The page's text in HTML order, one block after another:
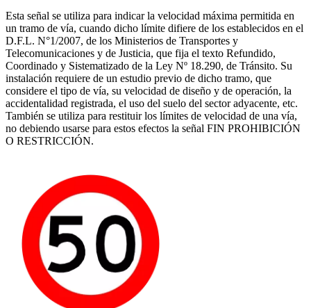
Esta señal se utiliza para indicar la velocidad máxima permitida en
un tramo de vía, cuando dicho límite difiere de los establecidos en el
D.F.L. N°1/2007, de los Ministerios de Transportes y
Telecomunicaciones y de Justicia, que fija el texto Refundido,
Coordinado y Sistematizado de la Ley Nº 18.290, de Tránsito. Su
instalación requiere de un estudio previo de dicho tramo, que
considere el tipo de vía, su velocidad de diseño y de operación, la
accidentalidad registrada, el uso del suelo del sector adyacente, etc.
También se utiliza para restituir los límites de velocidad de una vía,
no debiendo usarse para estos efectos la señal FIN PROHIBICIÓN
O RESTRICCIÓN.